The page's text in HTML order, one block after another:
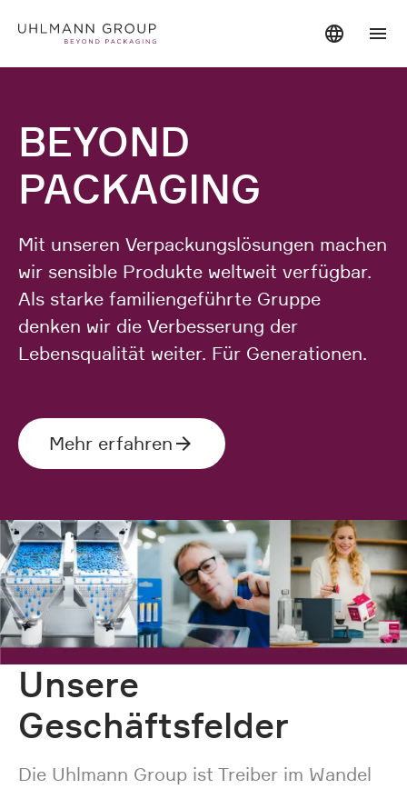
BEYOND
PACKAGING
Mit unseren Verpackungslösungen machen
wir sensible Produkte weltweit verfügbar.
Als starke familiengeführte Gruppe
denken wir die Verbesserung der
Lebensqualität weiter. Für Generationen.
Mehr erfahren
Unsere
Geschäftsfelder
Die Uhlmann Group ist Treiber im Wandel